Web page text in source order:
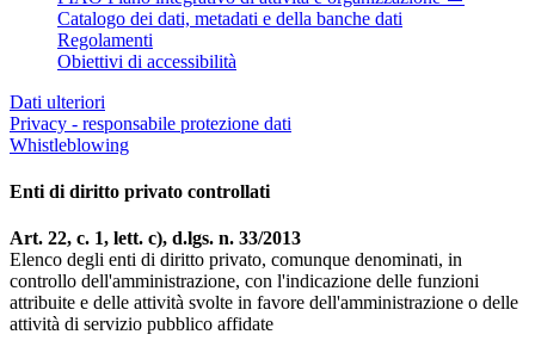
Catalogo dei dati, metadati e della banche dati
Regolamenti
Obiettivi di accessibilità
Dati ulteriori
Privacy - responsabile protezione dati
Whistleblowing
Enti di diritto privato controllati
Art. 22, c. 1, lett. c), d.lgs. n. 33/2013
Elenco degli enti di diritto privato, comunque denominati, in
controllo dell'amministrazione, con l'indicazione delle funzioni
attribuite e delle attività svolte in favore dell'amministrazione o delle
attività di servizio pubblico affidate